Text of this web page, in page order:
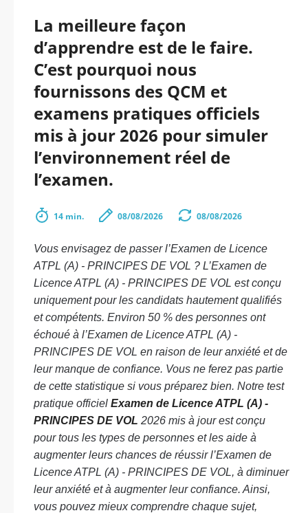
La meilleure façon
d’apprendre est de le faire.
C’est pourquoi nous
fournissons des QCM et
examens pratiques officiels
mis à jour 2026 pour simuler
l’environnement réel de
l’examen.
14 min. 08/08/2026 08/08/2026
Vous envisagez de passer l’Examen de Licence
ATPL (A) - PRINCIPES DE VOL ? L’Examen de
Licence ATPL (A) - PRINCIPES DE VOL est conçu
uniquement pour les candidats hautement qualifiés
et compétents. Environ 50 % des personnes ont
échoué à l’Examen de Licence ATPL (A) -
PRINCIPES DE VOL en raison de leur anxiété et de
leur manque de confiance. Vous ne ferez pas partie
de cette statistique si vous préparez bien. Notre test
pratique officiel Examen de Licence ATPL (A) -
PRINCIPES DE VOL 2026 mis à jour est conçu
pour tous les types de personnes et les aide à
augmenter leurs chances de réussir l’Examen de
Licence ATPL (A) - PRINCIPES DE VOL, à diminuer
leur anxiété et à augmenter leur confiance. Ainsi,
vous pouvez mieux comprendre chaque sujet,